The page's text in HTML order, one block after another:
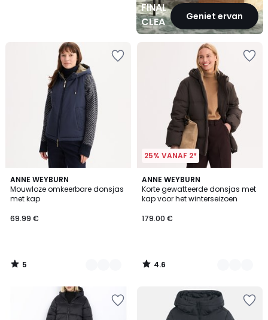
FINAL
CLEARANCEGeniet ervan
ANNE WEYBURN
Mouwloze omkeerbare donsjas
met kap
69.99 €
5
/
5
2
Kleuren
5
/
25% VANAF 2*
ANNE WEYBURN
Korte gewatteerde donsjas met
kap voor het winterseizoen
179.00 €
4.6
/ 5
2
Kleuren
4.6
/